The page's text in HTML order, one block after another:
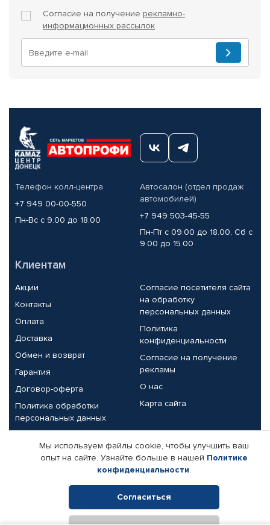
Согласие на получение рекламно-
информационных рассылок
Телефон колл-центра
+7 949 00-00-550
Пн-Вс с 9.00 до 18.00
Автосалон (отдел продаж
автомобилей)
+7 949 503-45-55
Пн-Пт с 09.00 до 18.00, Сб с
9.00 до 15.00
Клиентам
Акции
Контакты
Оплата
Доставка
Обмен и возврат
Гарантия
Договор-оферта
Политика обработки
персональных данных
Согласие посетителя сайта
на обработку
персональных данных
Политика
конфиденциальности
Согласие на получение
рекламы
О нас
Карта сайта
Партнерам
Корпоративным клиентам
Поставщикам
Реквизиты компании
Мы используем файлы cookie, чтобы улучшить ваш
опыт на сайте. Узнайте больше в нашей Политике
конфиденциальности.
Согласиться